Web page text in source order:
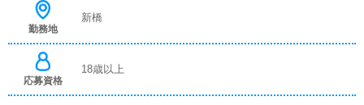
勤務地
新橋
応募資格
18歳以上